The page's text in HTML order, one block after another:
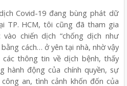
Covid-19 đang bùng phát dữ
TP. HCM, tôi cũng đã tham gia
chiến dịch “chống dịch như
cách… ở yên tại nhà, nhờ vậy
thông tin về dịch bệnh, thấy
hành động của chính quyền, sự
an, tình cảnh khốn đốn của